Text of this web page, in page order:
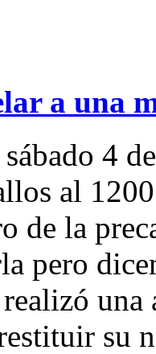
a una
4
al
de la
pero
su